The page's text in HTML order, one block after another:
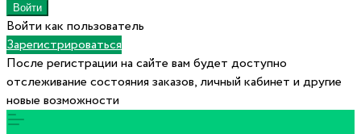
Войти как пользователь
Зарегистрироваться
После регистрации на сайте вам будет доступно
отслеживание состояния заказов, личный кабинет и другие
новые возможности